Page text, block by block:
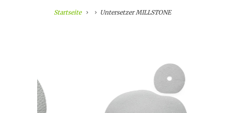
Startseite Untersetzer MILLSTONE